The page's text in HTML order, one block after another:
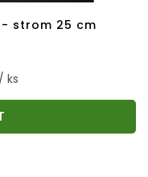
strom 25 cm
/ ks